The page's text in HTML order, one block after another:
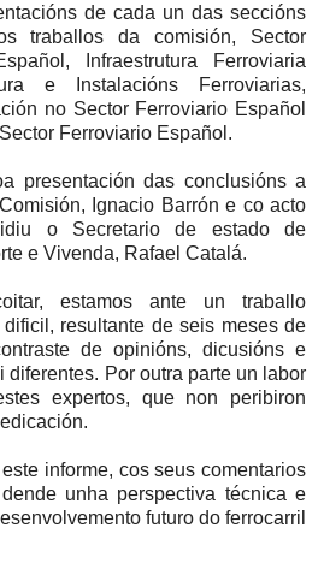
de cada un das seccións
traballos da comisión, Sector
Infraestrutura Ferroviaria
e Instalacións Ferroviarias,
no Sector Ferroviario Español
Ferroviario Español.
presentación das conclusións a
Ignacio Barrón e co acto
o Secretario de estado de
e Vivenda, Rafael Catalá.
estamos ante un traballo
dificil , resultante de seis meses de
de opinións, dicusións e
diferentes. Por outra parte un labor
expertos, que non peribiron
informe, cos seus comentarios
unha perspectiva técnica e
futuro do ferrocarril